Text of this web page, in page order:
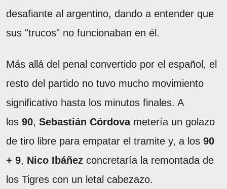
desafiante al argentino, dando a entender que
sus "trucos" no funcionaban en él.
Más allá del penal convertido por el español, el
resto del partido no tuvo mucho movimiento
significativo hasta los minutos finales. A
los 90, Sebastián Córdovametería un golazo
de tiro libre para empatar el tramite y, a los 90
+ 9, Nico Ibáñez concretaría la remontada de
los Tigres con un letal cabezazo.